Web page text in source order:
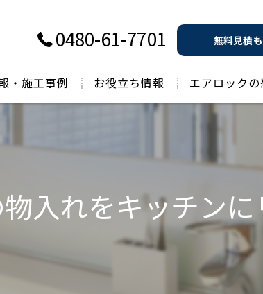
0480-61-7701 無料見積
・施工事例 お役立ち情報 エアロック
入れをキッチンに